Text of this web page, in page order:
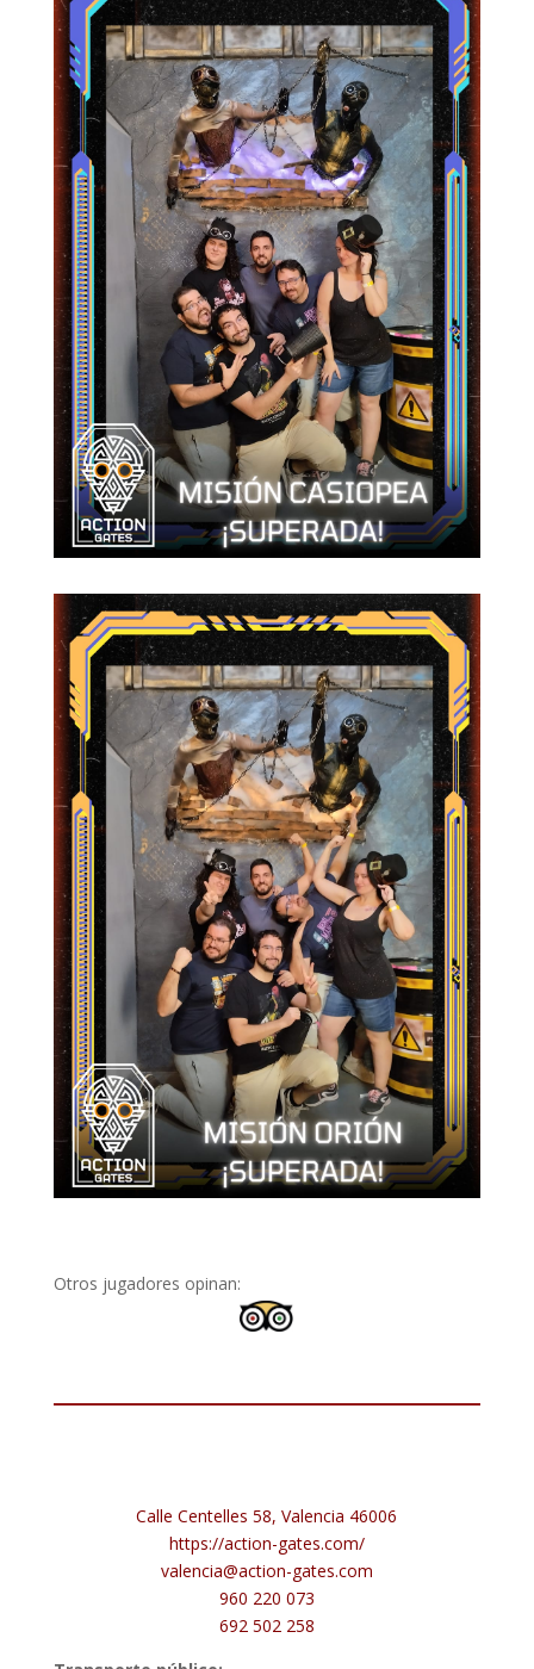
Otros jugadores opinan:
Calle Centelles 58, Valencia 46006
https://action-gates.com/
valencia@action-gates.com
960 220 073
692 502 258